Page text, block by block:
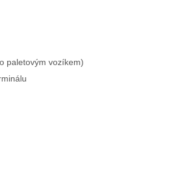
paletovým vozíkem)